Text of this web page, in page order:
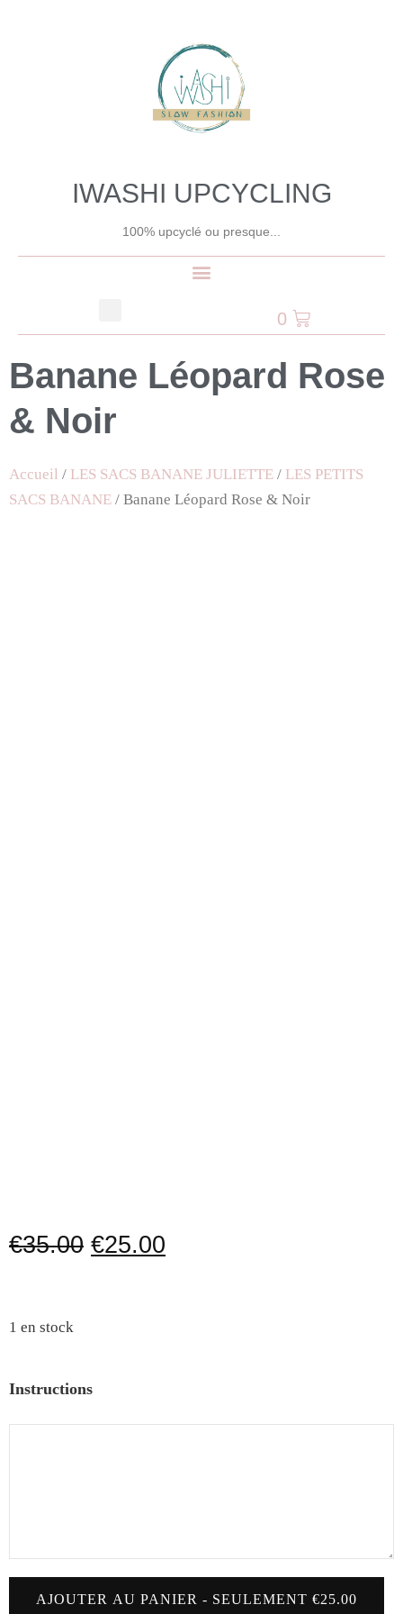
IWASHI UPCYCLING
100% upcyclé ou presque...
0
Banane Léopard Rose
& Noir
Accueil / LES SACS BANANE JULIETTE / LES PETITS
SACS BANANE / Banane Léopard Rose & Noir
€35.00 €25.00
1 en stock
Instructions
AJOUTER AU PANIER - SEULEMENT €25.00